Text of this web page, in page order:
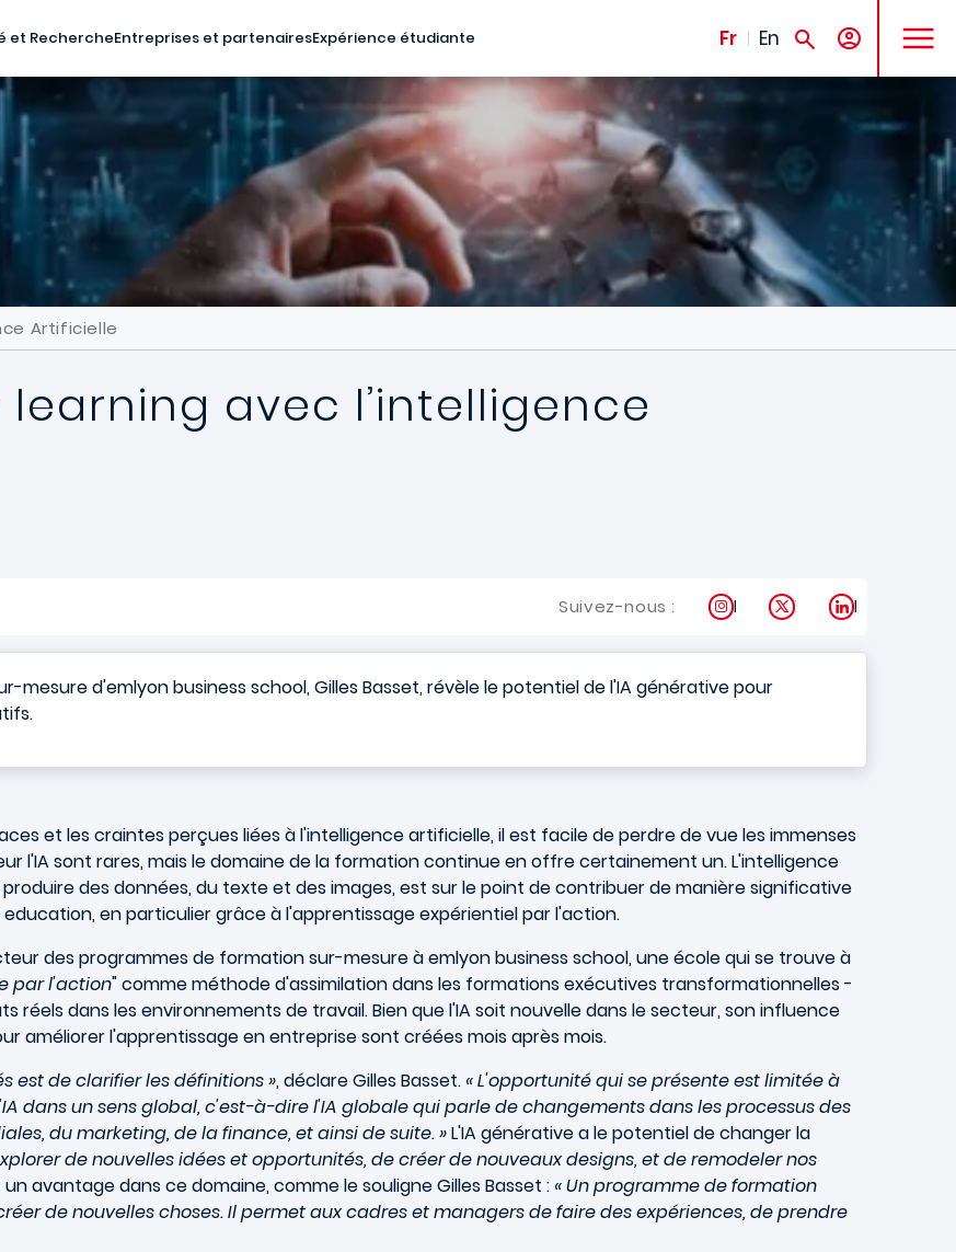
et RechercheEntreprises et partenairesExpérience étudiante Fr En
MENU
Artificielle
learning avec l’intelligence
Suivez-nous : Instagram
X LinkedIn
mesure d'emlyon business school, Gilles Basset, révèle le potentiel de l'IA générative pour
et les craintes perçues liées à l'intelligence artificielle, il est facile de perdre de vue les immenses
l'IA sont rares, mais le domaine de la formation continue en offre certainement un. L'intelligence
des données, du texte et des images, est sur le point de contribuer de manière significative
en particulier grâce à l'apprentissage expérientiel par l'action.
des programmes de formation sur-mesure à emlyon business school, une école qui se trouve à
par l'action" comme méthode d'assimilation dans les formations exécutives transformationnelles -
réels dans les environnements de travail. Bien que l'IA soit nouvelle dans le secteur, son influence
améliorer l'apprentissage en entreprise sont créées mois après mois.
est de clarifier les définitions », déclare Gilles Basset.« L'opportunité qui se présente est limitée à
dans un sens global, c'est-à-dire l'IA globale qui parle de changements dans les processus des
du marketing, de la finance, et ainsi de suite. »L'IA générative a le potentiel de changer la
de nouvelles idées et opportunités, de créer de nouveaux designs, et de remodeler nos
avantage dans ce domaine, comme le souligne Gilles Basset :« Un programme de formation
de nouvelles choses. Il permet aux cadres et managers de faire des expériences, de prendre